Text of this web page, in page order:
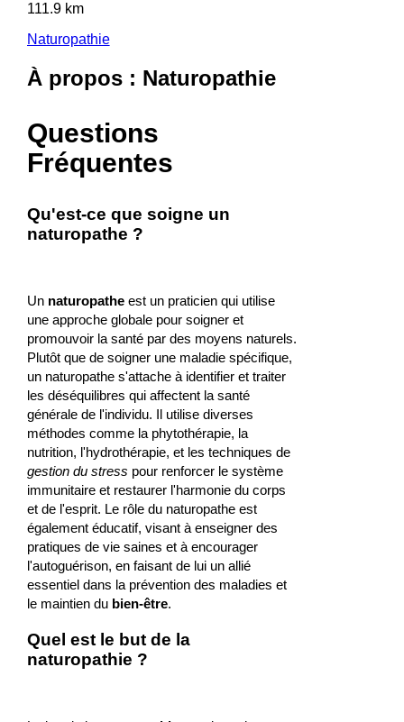
111.9 km
Naturopathie
À propos : Naturopathie
Questions
Fréquentes
Qu'est-ce que soigne un
naturopathe ?
Un naturopatheest un praticien qui utilise
une approche globale pour soigner et
promouvoir la santé par des moyens naturels.
Plutôt que de soigner une maladie spécifique,
un naturopathe s'attache à identifier et traiter
les déséquilibres qui affectent la santé
générale de l'individu. Il utilise diverses
méthodes comme la phytothérapie, la
nutrition, l'hydrothérapie, et les techniques de
gestion du stress pour renforcer le système
immunitaire et restaurer l'harmonie du corps
et de l'esprit. Le rôle du naturopathe est
également éducatif, visant à enseigner des
pratiques de vie saines et à encourager
l'autoguérison, en faisant de lui un allié
essentiel dans la prévention des maladies et
le maintien du bien-être.
Quel est le but de la
naturopathie ?